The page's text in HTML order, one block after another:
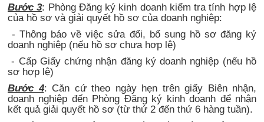
Bước 3: Phòng Đăng ký kinh doanh kiểm tra tính hợp lệ
của hồ sơ và giải quyết hồ sơ của doanh nghiệp:
- Thông báo về việc sửa đổi, bổ sung hồ sơ đăng ký
doanh nghiệp (nếu hồ sơ chưa hợp lệ)
- Cấp Giấy chứng nhận đăng ký doanh nghiệp (nếu hồ
sơ hợp lệ)
Bước 4: Căn cứ theo ngày hẹn trên giấy Biên nhận,
doanh nghiệp đến Phòng Đăng ký kinh doanh để nhận
kết quả giải quyết hồ sơ (từ thứ 2 đến thứ 6 hàng tuần).